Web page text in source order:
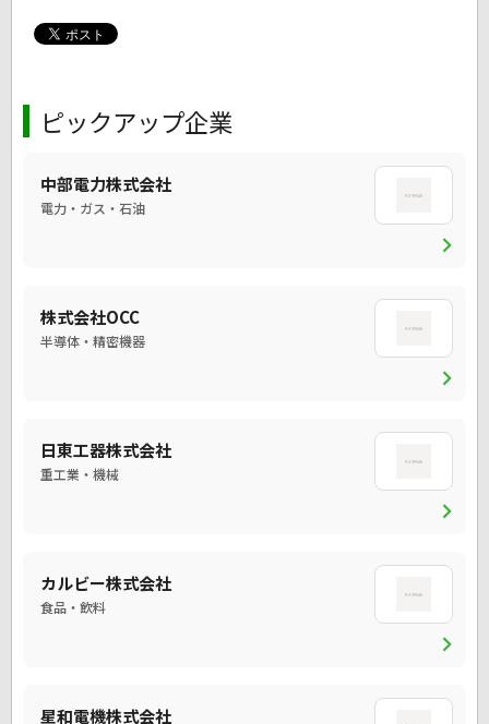
ピックアップ企業
中部電力株式会社
電力・ガス・石油
chevron_right
株式会社OCC
半導体・精密機器
chevron_right
日東工器株式会社
重工業・機械
chevron_right
カルビー株式会社
食品・飲料
chevron_right
星和電機株式会社